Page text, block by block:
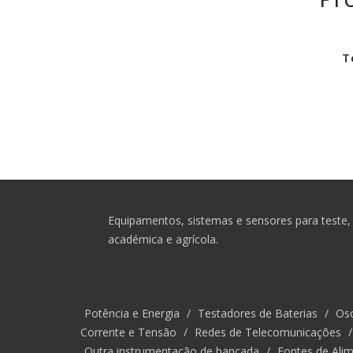
Equipamentos, sistemas e sensores para
académica e agrícola.
Potência e Energia / Testadores de Baterias /
Corrente e Tensão / Redes de Telecomunicações /